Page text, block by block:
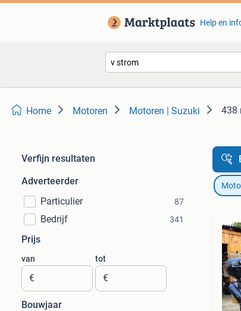
Help en
Home Motoren Motoren | Suzuki 438
Verfijn resultaten
Adverteerder
Particulier
87
Bedrijf 341
Prijs
van
€
tot
€
Bouwjaar